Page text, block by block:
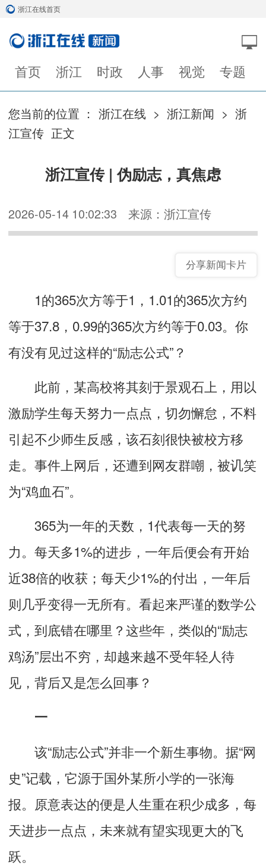
浙江在线首页
首页 浙江 时政 人事 视觉 专题
您当前的位置 ： 浙江在线 > 浙江新闻 > 浙
江宣传 正文
浙江宣传 | 伪励志，真焦虑
2026-05-14 10:02:33 来源：浙江宣传
分享新闻卡片
1的365次方等于1，1.01的365次方约
等于37.8，0.99的365次方约等于0.03。你
有没有见过这样的“励志公式”？
此前，某高校将其刻于景观石上 ， 用以
激励学生每天努力一点点，切勿懈怠， 不料
引起不少师生反感，该石刻很快被校方移
走。事件上网后，还遭到网友群嘲，被讥笑
为“鸡血石”。
365为一年的天数，1代表每一天的努
力。 每天多1%的进步，一年后便会有开始
近38倍的收获；每天少1%的付出，一年后
则几乎变得一无所有。看起来严谨的数学公
式， 到底错在哪里 ？这些年，类似的“励志
鸡汤”层出不穷，却越来越不受年轻人待
见，背后又是怎么回事？
一
该“励志公式”并非一个新生事物。据“网
史”记载， 它源于国外某所小学的一张海
报。原意表达的便是 人生重在积少成多，每
天进步一点点，未来就有望实现更大的飞
跃。